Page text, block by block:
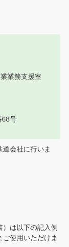
業務支援室
68号
会社に行いま
は以下の記入例
使用いただけま